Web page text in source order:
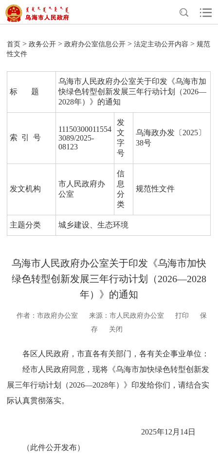
首页 >政务公开 >政府办公室信息公开 >法定主动公开内容 >规范
性文件
标 题
乌海市人民政府办公室关于印发《乌海市加
快绿色转型创新发展三年行动计划（2026—
2028年）》的通知
索 引 号
11150300011554
3089/2025-
08123
发
文
字
号
乌海政办发〔2025〕
38号
发文机构
市人民政府办
公室
信
息
分
类
规范性文件
主题分类 城乡建设、生态环境
乌海市人民政府办公室关于印发《乌海市加快
绿色转型创新发展三年行动计划（2026—2028
年）》的通知
作者：市政府办公室 来源：市人民政府办公室 打印
保
存
关闭
各区 人民政府，市直各有关部门，各有关企事业单位 ：
经市人民政府同意 ，现将 《乌海市加快绿色转型创新发
展三年行动计划（2026—2028年） 》印发给你们，请结合实
际认真贯彻落实。
2025年12 月 14日
（此件公开发布）